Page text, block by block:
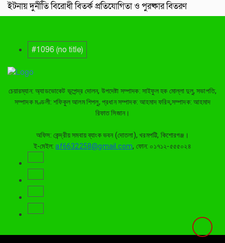
ইটনায় দুর্নীতি বিরোধী বিতর্ক প্রতিযোগিতা ও পুরষ্কার বিতরণ
#1096 (no title)
চেয়ারম্যান: অ্যাডভোকেট ভূপেন্দ্র দোলন, উপদেষ্টা সম্পাদক: সাইফুল হক মোল্লা দুলু, সভাপতি,
সম্পাদক মণ্ডলী: শফিকুল আলম শিপলু, প্রধান সম্পাদক: আহমাদ ফরিদ,সম্পাদক: আহমাদ
রিফাত সিজান।
অফিস: কেন্দ্রীয় সমবায় ব্যাংক ভবন (দোতলা), খরমপট্টি, কিশোরগঞ্জ।
ই-মেইল:af6632258@gmail.com, ফোন: ০১৭১২-৫৫৫০২৪